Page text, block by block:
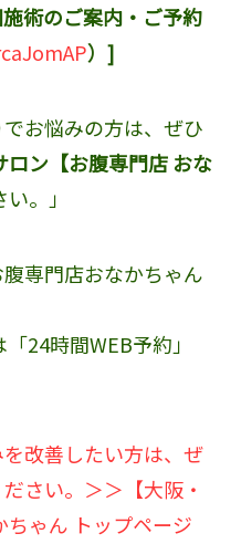
術のご案内・ご予約
）]
お悩みの方は、ぜひ
ン【お腹専門店 おな
。」
専門店おなかちゃん
24時間WEB予約」
改善したい方は、ぜ
さい。＞＞【大阪・
ゃん トップページ